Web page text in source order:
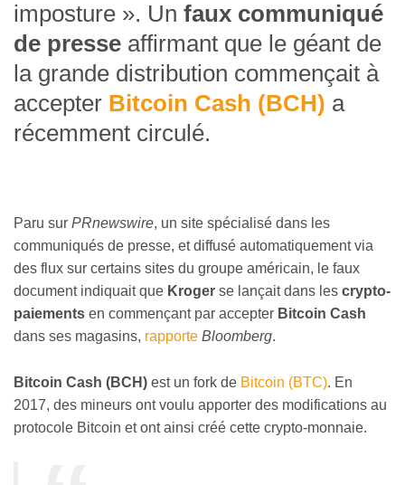
imposture ». Un faux communiqué
de presse affirmant que le géant de
la grande distribution commençait à
accepter Bitcoin Cash (BCH) a
récemment circulé.
Paru sur PRnewswire, un site spécialisé dans les
communiqués de presse, et diffusé automatiquement via
des flux sur certains sites du groupe américain, le faux
document indiquait que Kroger se lançait dans les crypto-
paiements en commençant par accepter Bitcoin Cash
dans ses magasins, rapporte Bloomberg.
Bitcoin Cash (BCH) est un fork de Bitcoin (BTC). En
2017, des mineurs ont voulu apporter des modifications au
protocole Bitcoin et ont ainsi créé cette crypto-monnaie.